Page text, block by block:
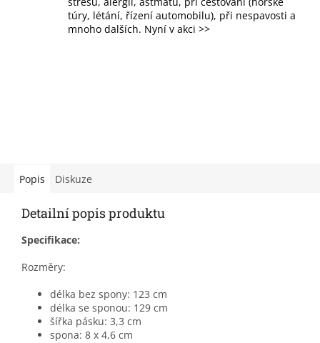
túry, létání, řízení automobilu), při nespavosti a
mnoho dalších. Nyní v akci >>
Popis Diskuze
Detailní popis produktu
Specifikace:
Rozměry:
délka bez spony: 123 cm
délka se sponou: 129 cm
šířka pásku: 3,3 cm
spona: 8 x 4,6 cm